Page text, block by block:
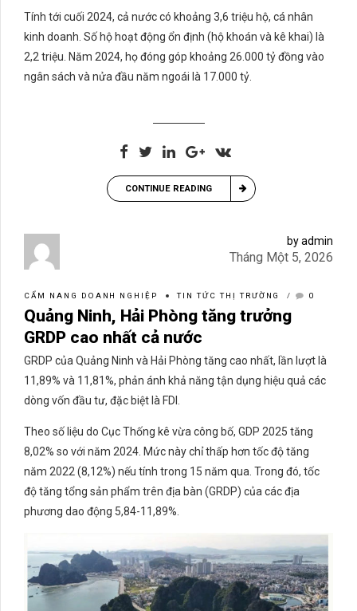
Tính tới cuối 2024, cả nước có khoảng 3,6 triệu hộ, cá nhân
kinh doanh. Số hộ hoạt động ổn định (hộ khoán và kê khai) là
2,2 triệu. Năm 2024, họ đóng góp khoảng 26.000 tỷ đồng vào
ngân sách và nửa đầu năm ngoái là 17.000 tỷ.
CONTINUE READING
by admin
Tháng Một 5, 2026
CẨM NANG DOANH NGHIỆP TIN TỨC THỊ TRƯỜNG 0
Quảng Ninh, Hải Phòng tăng trưởng
GRDP cao nhất cả nước
GRDP của Quảng Ninh và Hải Phòng tăng cao nhất, lần lượt là
11,89% và 11,81%, phản ánh khả năng tận dụng hiệu quả các
dòng vốn đầu tư, đặc biệt là FDI.
Theo số liệu do Cục Thống kê vừa công bố, GDP 2025 tăng
8,02% so với năm 2024. Mức này chỉ thấp hơn tốc độ tăng
năm 2022 (8,12%) nếu tính trong 15 năm qua. Trong đó, tốc
độ tăng tổng sản phẩm trên địa bàn (GRDP) của các địa
phương dao động 5,84-11,89%.